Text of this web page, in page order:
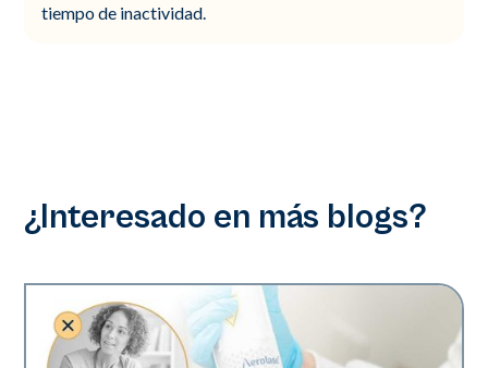
tiempo de inactividad.
¿Interesado en más blogs?